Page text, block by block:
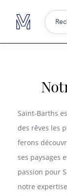
Saint‑Barths
des rêves les
ferons
ses paysages
passion pour
notre